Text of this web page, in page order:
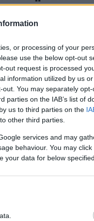
or processing of your
use the below opt-out
out request is processed
information utilized by us
You may separately
parties on the IAB’s list of
us to third parties on the
other third parties.
services and may
behaviour. You may
your data for below
σοβαρά κενά
και
αλιεία
λύσεις για
Επίτροπο